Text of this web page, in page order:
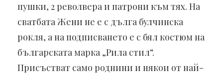
пушки, 2 револвера и патрони към тях. На
сватбата Жени не е с дълга булчинска
рокля, а на подписването е с бял костюм на
българската марка „Рила стил“.
Присъстват само роднини и някои от най-